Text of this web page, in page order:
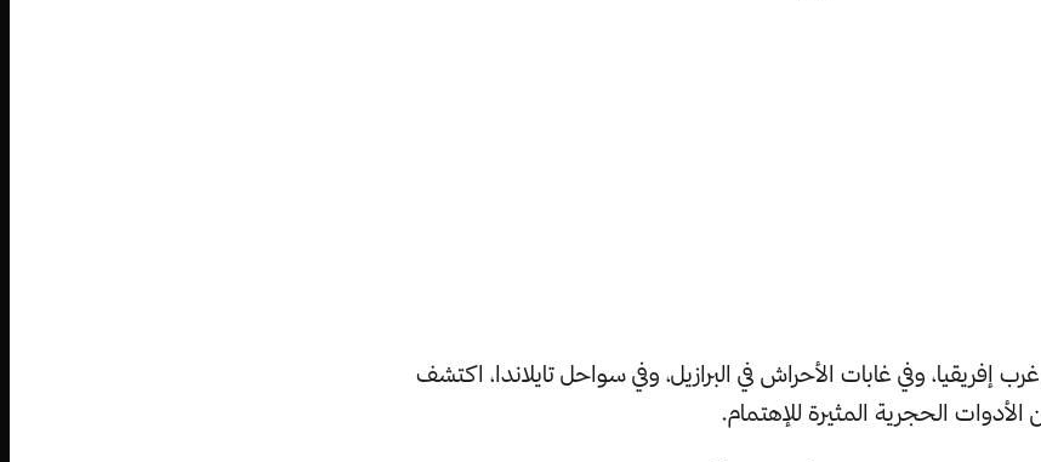
إفريقيا، وفي غابات الأحراش في البرازيل، وفي سواحل تايلاندا، اكتشف
الحجرية المثيرة للإهتمام.